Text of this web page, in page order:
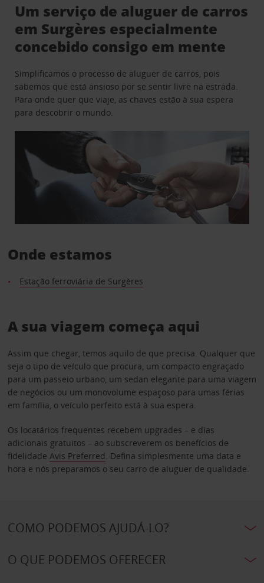
Um serviço de aluguer de carros
em Surgères especialmente
concebido consigo em mente
Simplificamos o processo de aluguer de carros, pois
sabemos que está ansioso por se sentir livre na estrada.
Para onde quer que viaje, as chaves estão à sua espera
para descobrir o mundo.
Onde estamos
Estação ferroviária de Surgères
A sua viagem começa aqui
Assim que chegar, temos aquilo de que precisa. Qualquer que
seja o tipo de veículo que procura, um compacto engraçado
para um passeio urbano, um sedan elegante para uma viagem
de negócios ou um monovolume espaçoso para umas férias
em família, o veículo perfeito está à sua espera.
Os locatários frequentes recebem upgrades – e dias
adicionais gratuitos – ao subscreverem os benefícios de
fidelidade Avis Preferred. Defina simplesmente uma data e
hora e nós preparamos o seu carro de aluguer de qualidade.
COMO PODEMOS AJUDÁ-LO?
O QUE PODEMOS OFERECER